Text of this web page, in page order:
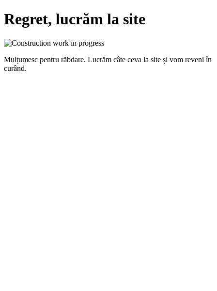
Regret, lucrăm la site
Mulțumesc pentru răbdare. Lucrăm câte ceva la site și vom reveni în
curând.